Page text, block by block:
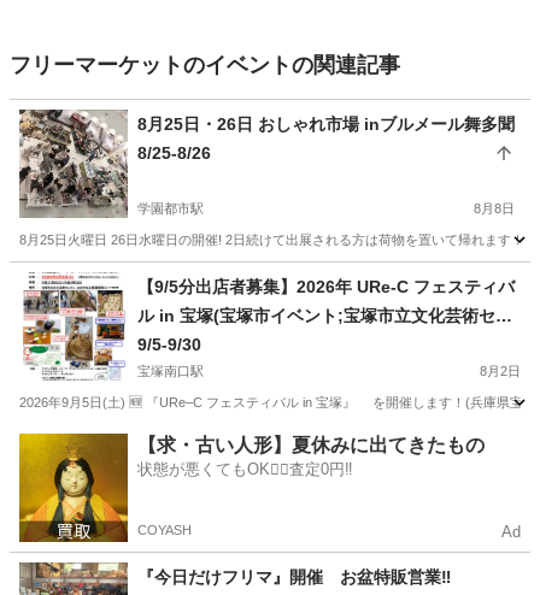
フリーマーケットのイベントの関連記事
8月25日・26日 おしゃれ市場 inブルメール舞多聞
8/25-8/26
学園都市駅 8月8日
8月25日火曜日 26日水曜日の開催! 2日続けて出展される方は荷物を置いて帰れます！
兵庫 神戸市 学園都市駅 フリーマーケット
ブルメール舞多聞
【9/5分出店者募集】2026年 URe-C フェスティバ
ル in 宝塚(宝塚市イベント;宝塚市立文化芸術セン
ター)
9/5-9/30
宝塚南口駅 8月2日
2026年9月5日(土) 🆕 『URe–C フェスティバル in 宝塚』 を開催します！(兵庫
宝塚南口駅 フリーマーケット アップサイクル
【求・古い人形】夏休みに出てきたもの
状態が悪くてもOK🙆‍♀️査定0円‼️
COYASH Ad
『今日だけフリマ』開催 お盆特販営業‼️